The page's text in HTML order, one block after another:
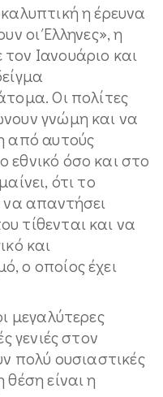
η έρευνα
οι Έλληνες», η
Ιανουάριο και
Οι πολίτες
γνώμη και να
από αυτούς
όσο και στο
ότι το
να απαντήσει
τίθενται και να
και
ο οποίος έχει
μεγαλύτερες
γενιές στον
πολύ ουσιαστικές
είναι η